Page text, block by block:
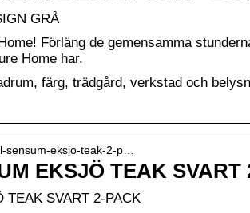
GRÅ
Förläng de gemensamma
Home har.
färg, trädgård, verkstad och
sensum-eksjo-teak-2-p…
EKSJÖ TEAK SVART
TEAK SVART 2-PACK